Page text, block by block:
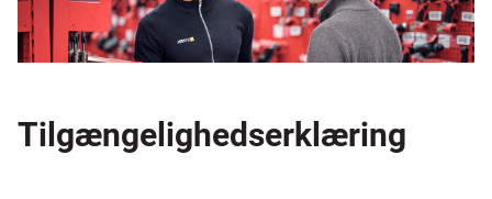
Tilgængelighedserklæring